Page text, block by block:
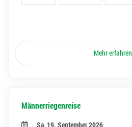
Mehr erfahren
Männerriegenreise
Sa, 19. September 2026